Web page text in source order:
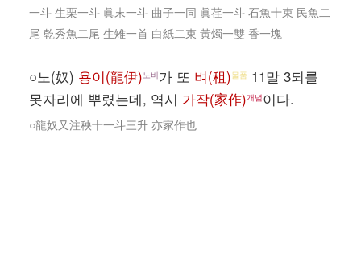
一斗 生栗一斗 眞末一斗 曲子一同 眞荏一斗 石魚十束 民魚二
尾 乾秀魚二尾 生雉一首 白紙二束 黃燭一雙 香一塊
○노(奴) 용이(龍伊)노비가 또 벼(租)물품 11말 3되를
못자리에 뿌렸는데, 역시 가작(家作)개념이다.
○龍奴又注秧十一斗三升 亦家作也